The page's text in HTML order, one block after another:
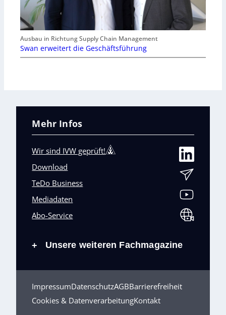
Ausbau in Richtung Supply Chain Management
Swan erweitert die Geschäftsführung
Mehr Infos
Wir sind IVW geprüft!
Download
TeDo Business
Mediadaten
Abo-Service
+ Unsere weiteren Fachmagazine
ImpressumDatenschutzAGBBarrierefreiheit
Cookies & DatenverarbeitungKontakt